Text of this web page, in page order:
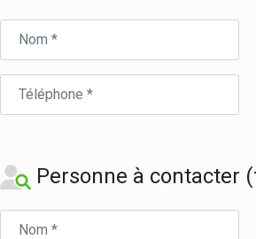
parrain
Personne à contacter